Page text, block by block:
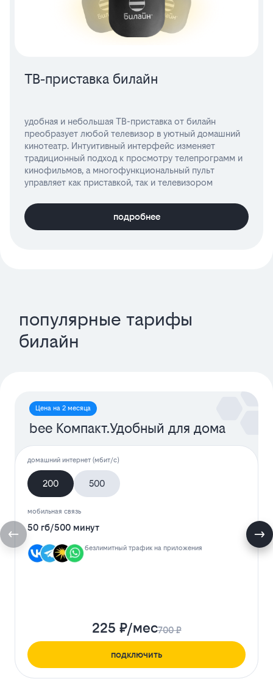
ТВ‑приставка билайн
удобная и небольшая ТВ-приставка от билайн
преобразует любой телевизор в уютный домашний
кинотеатр. Интуитивный интерфейс изменяет
традиционный подход к просмотру телепрограмм и
кинофильмов, а многофункциональный пульт
управляет как приставкой, так и телевизором
подробнее
популярные тарифы
билайн
Цена на 2 месяца
bee Компакт.Удобный для дома
домашний интернет (мбит/с)
200 500
мобильная связь
50 гб/500 минут
безлимитный трафик на приложения
225 ₽/мес700 ₽
подключить